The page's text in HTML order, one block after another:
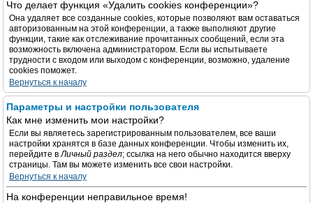
Что делает функция «Удалить cookies конференции»?
Она удаляет все созданные cookies, которые позволяют вам оставаться
авторизованным на этой конференции, а также выполняют другие
функции, такие как отслеживание прочитанных сообщений, если эта
возможность включена администратором. Если вы испытываете
трудности с входом или выходом с конференции, возможно, удаление
cookies поможет.
Вернуться к началу
Параметры и настройки пользователя
Как мне изменить мои настройки?
Если вы являетесь зарегистрированным пользователем, все ваши
настройки хранятся в базе данных конференции. Чтобы изменить их,
перейдите вЛичный раздел; ссылка на него обычно находится вверху
страницы. Там вы можете изменить все свои настройки.
Вернуться к началу
На конференции неправильное время!